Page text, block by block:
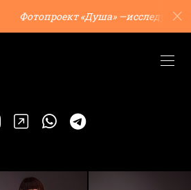
Фотопроект «Душа» —исследуй свои